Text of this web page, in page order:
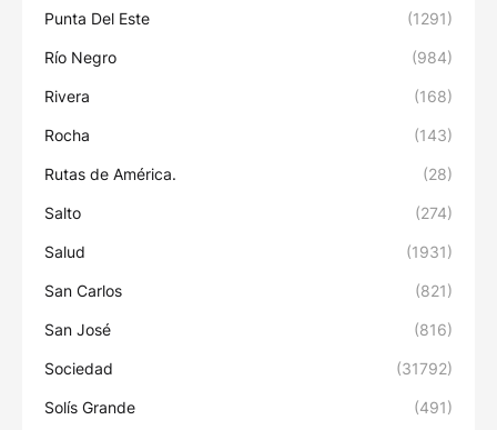
Punta Del Este (1291)
Río Negro (984)
Rivera (168)
Rocha (143)
Rutas de América. (28)
Salto (274)
Salud (1931)
San Carlos (821)
San José (816)
Sociedad (31792)
Solís Grande (491)